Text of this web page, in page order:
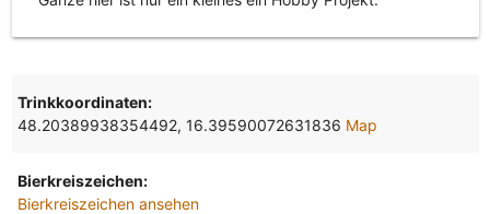
Trinkkoordinaten:
48.20389938354492, 16.39590072631836 Map
Bierkreiszeichen:
Bierkreiszeichen ansehen